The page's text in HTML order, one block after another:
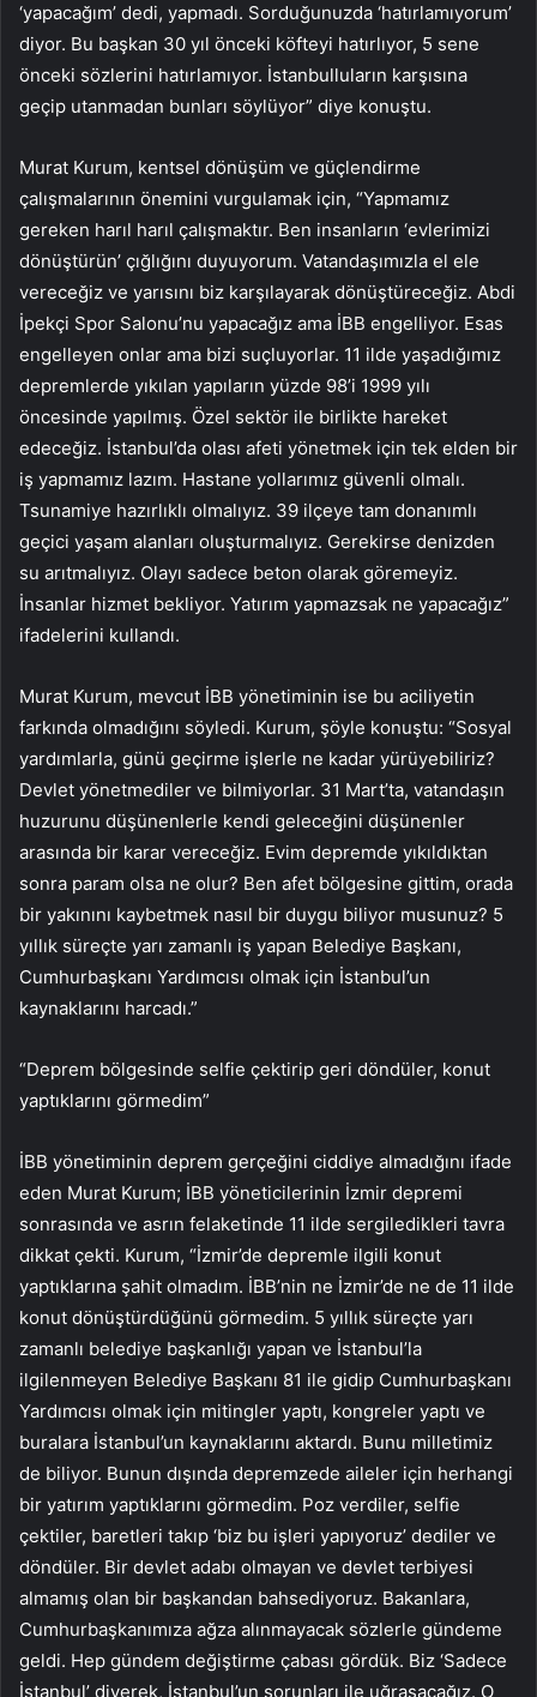
‘yapacağım’ dedi, yapmadı. Sorduğunuzda ‘hatırlamıyorum’
diyor. Bu başkan 30 yıl önceki köfteyi hatırlıyor, 5 sene
önceki sözlerini hatırlamıyor. İstanbulluların karşısına
geçip utanmadan bunları söylüyor” diye konuştu.
Murat Kurum, kentsel dönüşüm ve güçlendirme
çalışmalarının önemini vurgulamak için, “Yapmamız
gereken harıl harıl çalışmaktır. Ben insanların ‘evlerimizi
dönüştürün’ çığlığını duyuyorum. Vatandaşımızla el ele
vereceğiz ve yarısını biz karşılayarak dönüştüreceğiz. Abdi
İpekçi Spor Salonu’nu yapacağız ama İBB engelliyor. Esas
engelleyen onlar ama bizi suçluyorlar. 11 ilde yaşadığımız
depremlerde yıkılan yapıların yüzde 98’i 1999 yılı
öncesinde yapılmış. Özel sektör ile birlikte hareket
edeceğiz. İstanbul’da olası afeti yönetmek için tek elden bir
iş yapmamız lazım. Hastane yollarımız güvenli olmalı.
Tsunamiye hazırlıklı olmalıyız. 39 ilçeye tam donanımlı
geçici yaşam alanları oluşturmalıyız. Gerekirse denizden
su arıtmalıyız. Olayı sadece beton olarak göremeyiz.
İnsanlar hizmet bekliyor. Yatırım yapmazsak ne yapacağız”
ifadelerini kullandı.
Murat Kurum, mevcut İBB yönetiminin ise bu aciliyetin
farkında olmadığını söyledi. Kurum, şöyle konuştu: “Sosyal
yardımlarla, günü geçirme işlerle ne kadar yürüyebiliriz?
Devlet yönetmediler ve bilmiyorlar. 31 Mart’ta, vatandaşın
huzurunu düşünenlerle kendi geleceğini düşünenler
arasında bir karar vereceğiz. Evim depremde yıkıldıktan
sonra param olsa ne olur? Ben afet bölgesine gittim, orada
bir yakınını kaybetmek nasıl bir duygu biliyor musunuz? 5
yıllık süreçte yarı zamanlı iş yapan Belediye Başkanı,
Cumhurbaşkanı Yardımcısı olmak için İstanbul’un
kaynaklarını harcadı.”
“Deprem bölgesinde selfie çektirip geri döndüler, konut
yaptıklarını görmedim”
İBB yönetiminin deprem gerçeğini ciddiye almadığını ifade
eden Murat Kurum; İBB yöneticilerinin İzmir depremi
sonrasında ve asrın felaketinde 11 ilde sergiledikleri tavra
dikkat çekti. Kurum, “İzmir’de depremle ilgili konut
yaptıklarına şahit olmadım. İBB’nin ne İzmir’de ne de 11 ilde
konut dönüştürdüğünü görmedim. 5 yıllık süreçte yarı
zamanlı belediye başkanlığı yapan ve İstanbul’la
ilgilenmeyen Belediye Başkanı 81 ile gidip Cumhurbaşkanı
Yardımcısı olmak için mitingler yaptı, kongreler yaptı ve
buralara İstanbul’un kaynaklarını aktardı. Bunu milletimiz
de biliyor. Bunun dışında depremzede aileler için herhangi
bir yatırım yaptıklarını görmedim. Poz verdiler, selfie
çektiler, baretleri takıp ‘biz bu işleri yapıyoruz’ dediler ve
döndüler. Bir devlet adabı olmayan ve devlet terbiyesi
almamış olan bir başkandan bahsediyoruz. Bakanlara,
Cumhurbaşkanımıza ağza alınmayacak sözlerle gündeme
geldi. Hep gündem değiştirme çabası gördük. Biz ‘Sadece
İstanbul’ diyerek, İstanbul’un sorunları ile uğraşacağız. O